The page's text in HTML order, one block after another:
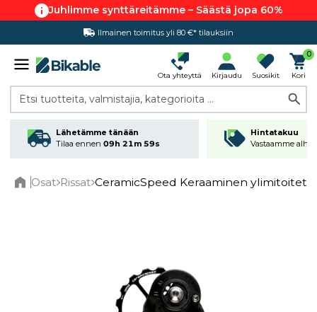
Juhlimme synttäreitämme – Säästä jopa 60%
Ilmainen toimitus yli 80 €* tilauksiin
Hintatakuu
Ota yhteyttä Kirjaudu Suosikit
0
Kori
Etsi tuotteita, valmistajia, kategorioita ...
Lähetämme tänään
Tilaa ennen 09h 21m 58s
Hintatakuu
Vastaamme
Osat Rissat CeramicSpeed Keraaminen